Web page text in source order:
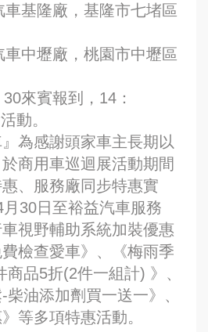
基隆廠，基隆市七堵區
中壢廠，桃園市中壢區
來賓報到，14：
動。
為感謝頭家車主長期以
商用車巡迴展活動期間
、服務廠同步特惠實
30日至裕益汽車服務
視野輔助系統加裝優惠
檢查愛車》、《梅雨季
品5折(2件一組計) 》、
柴油添加劑買一送一》、
等多項特惠活動。